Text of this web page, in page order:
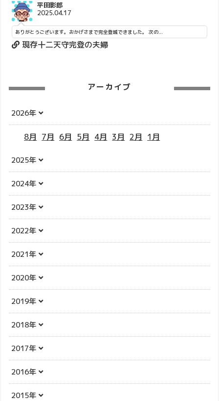
平田影郎
2025.04.17
ありがとうございます。おかげさまで完全登城できました。 次の...
現存十二天守完登の夫婦
アーカイブ
2026年
8月 7月 6月 5月 4月 3月 2月 1月
2025年
2024年
2023年
2022年
2021年
2020年
2019年
2018年
2017年
2016年
2015年